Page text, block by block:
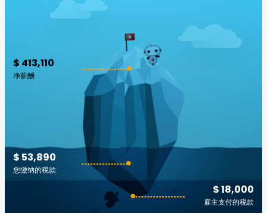
$ 413,110
净薪酬
$ 18,000
雇主支付的税款
$ 53,890
您缴纳的税款